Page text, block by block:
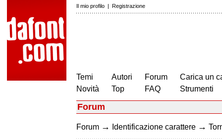
Il mio profilo | Registrazione
Temi
Novità
Autori
Top
Forum
FAQ
Carica un
Strumenti
Forum
Forum → Identificazione carattere →